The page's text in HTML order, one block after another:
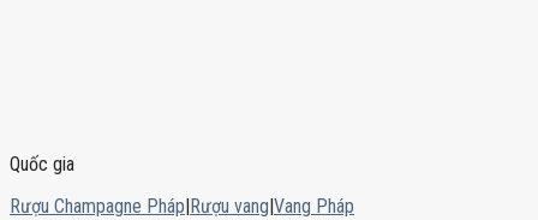
Quốc gia
Rượu Champagne Pháp|Rượu vang|Vang Pháp